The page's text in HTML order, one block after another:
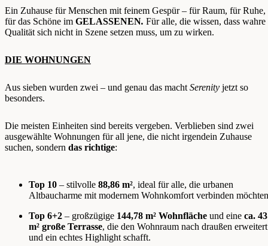
Ein Zuhause für Menschen mit feinem Gespür – für Raum, für Ruhe,
für das Schöne im GELASSENEN. Für alle, die wissen, dass wahre
Qualität sich nicht in Szene setzen muss, um zu wirken.
DIE WOHNUNGEN
Aus sieben wurden zwei – und genau das macht Serenity jetzt so
besonders.
Die meisten Einheiten sind bereits vergeben. Verblieben sind zwei
ausgewählte Wohnungen für all jene, die nicht irgendein Zuhause
suchen, sondern das richtige:
Top 10 – stilvolle 88,86 m², ideal für alle, die urbanen
Altbaucharme mit modernem Wohnkomfort verbinden
Top 6+2 – großzügige 144,78 m² Wohnfläche und eine ca. 43
m² große Terrasse, die den Wohnraum nach draußen erweitert
und ein echtes Highlight schafft.